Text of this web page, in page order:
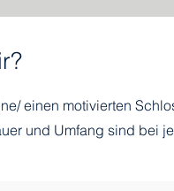
einen motivierten
und Umfang sind bei